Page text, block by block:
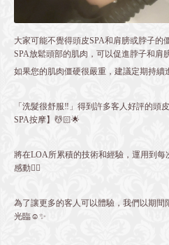
大家可能不覺得頭皮SPA和肩膀或脖子的
SPA放鬆頭部的肌肉，可以促進脖子和肩
如果您的肌肉僵硬很嚴重，建議定期持續
「洗髮很舒服‼️」得到許多客人好評的頭
SPA按摩】💆🏻🌟
將在LOA所累積的技術和經驗，運用到
感動❤️‍🔥
為了讓更多的客人可以體驗，我們以期
光臨☺️✨